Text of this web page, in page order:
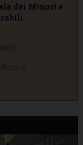
dei Minori e